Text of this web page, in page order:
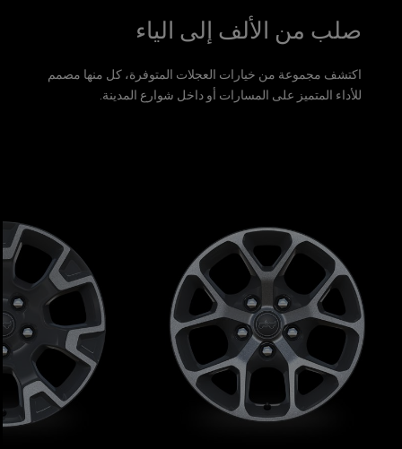
صلب من الألف إلى الياء
اكتشف مجموعة من خيارات العجلات المتوفرة، كل منها مصمم
للأداء المتميز على المسارات أو داخل شوارع المدينة.